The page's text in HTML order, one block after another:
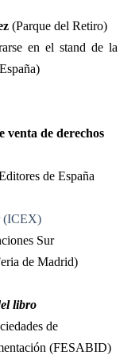
(Parque del Retiro)
en el stand de la
venta de derechos
de España
(ICEX)
Sur
de Madrid)
libro
de
(FESABID)